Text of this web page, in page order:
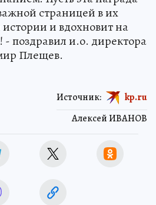
страницей в их
и вдохновит на
поздравил и.о. директора
Плещев.
Алексей ИВАНОВ
Источник: kp.ru